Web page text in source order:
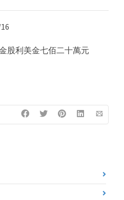
股利美金七佰二十萬元